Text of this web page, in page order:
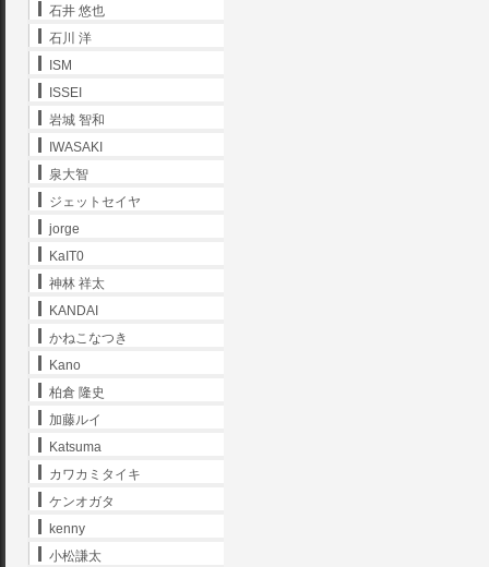
石井 悠也
石川 洋
ISM
ISSEI
岩城 智和
IWASAKI
泉大智
ジェットセイヤ
jorge
KaIT0
神林 祥太
KANDAI
かねこなつき
Kano
柏倉 隆史
加藤ルイ
Katsuma
カワカミタイキ
ケンオガタ
kenny
小松謙太